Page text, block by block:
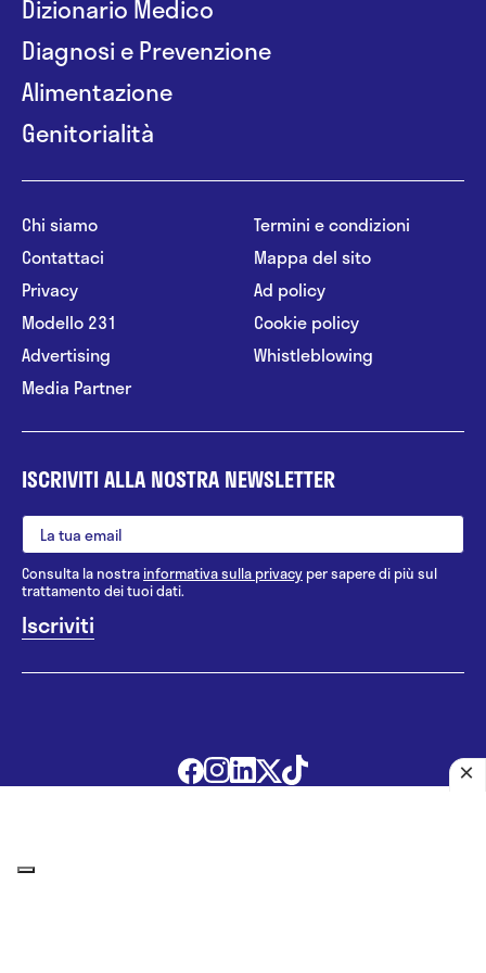
Dizionario Medico
Diagnosi e Prevenzione
Alimentazione
Genitorialità
Chi siamo
Contattaci
Privacy
Modello 231
Advertising
Media Partner
Termini e condizioni
Mappa del sito
Ad policy
Cookie policy
Whistleblowing
ISCRIVITI ALLA NOSTRA NEWSLETTER
Consulta la nostrainformativa sulla privacy per sapere di più sul
trattamento dei tuoi dati.
07112280966
Le informazioni proposte in questo sito non sono un consulto